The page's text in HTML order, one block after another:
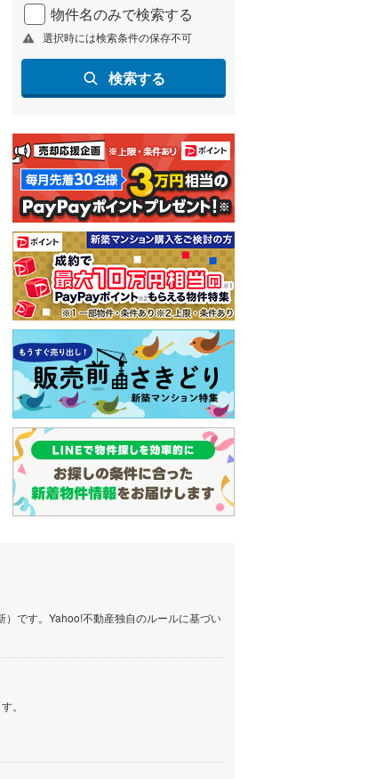
物件名のみで検索する
選択時には検索条件の保存不可
検索する
です。Yahoo!不動産独自のルールに基づい
。